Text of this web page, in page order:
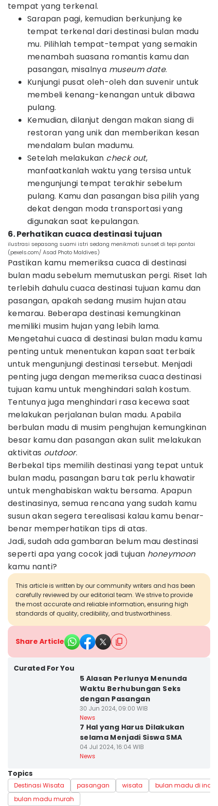
tempat yang terkenal.
Sarapan pagi, kemudian berkunjung ke
tempat terkenal dari destinasi bulan madu
mu. Pilihlah tempat-tempat yang semakin
menambah suasana romantis kamu dan
pasangan, misalnya museum date.
Kunjungi pusat oleh-oleh dan suvenir untuk
membeli kenang-kenangan untuk dibawa
pulang.
Kemudian, dilanjut dengan makan siang di
restoran yang unik dan memberikan kesan
mendalam bulan madumu.
Setelah melakukan check out,
manfaatkanlah waktu yang tersisa untuk
mengunjungi tempat terakhir sebelum
pulang. Kamu dan pasangan bisa pilih yang
dekat dengan moda transportasi yang
digunakan saat kepulangan.
6. Perhatikan cuaca destinasi tujuan
ilustrasi sepasang suami istri sedang menikmati sunset di tepi pantai
(pexels.com/ Asad Photo Maldives)
Pastikan kamu memeriksa cuaca di destinasi
bulan madu sebelum memutuskan pergi. Riset lah
terlebih dahulu cuaca destinasi tujuan kamu dan
pasangan, apakah sedang musim hujan atau
kemarau. Beberapa destinasi kemungkinan
memiliki musim hujan yang lebih lama.
Mengetahui cuaca di destinasi bulan madu kamu
penting untuk menentukan kapan saat terbaik
untuk mengunjungi destinasi tersebut. Menjadi
penting juga dengan memeriksa cuaca destinasi
tujuan kamu untuk menghindari salah kostum.
Tentunya juga menghindari rasa kecewa saat
melakukan perjalanan bulan madu. Apabila
berbulan madu di musim penghujan kemungkinan
besar kamu dan pasangan akan sulit melakukan
aktivitas outdoor.
Berbekal tips memilih destinasi yang tepat untuk
bulan madu, pasangan baru tak perlu khawatir
untuk menghabiskan waktu bersama. Apapun
destinasinya, semua rencana yang sudah kamu
susun akan segera terealisasi kalau kamu benar-
benar memperhatikan tips di atas.
Jadi, sudah ada gambaran belum mau destinasi
seperti apa yang cocok jadi tujuan honeymoon
kamu nanti?
This article is written by our community writers and has been
carefully reviewed by our editorial team. We strive to provide
the most accurate and reliable information, ensuring high
standards of quality, credibility, and trustworthiness.
Share Article
Curated For You
5 Alasan Perlunya Menunda
Waktu Berhubungan Seks
dengan Pasangan
30 Jun 2024, 09:00 WIB
News
7 Hal yang Harus Dilakukan
selama Menjadi Siswa SMA
04 Jul 2024, 16:04 WIB
News
Topics
Destinasi Wisata pasangan wisata
bulan madu di
bulan madu murah